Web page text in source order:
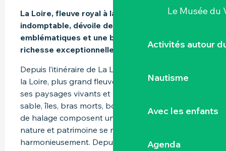
Le Musée du
Activités autour
Nautisme
Avec les enfants
Agenda
La Loire, fleuve royal à la fois généreux et
indomptable, dévoile des paysages
emblématiques et une biodiversité d’une
richesse exceptionnelle.
Depuis l’itinéraire de La Loire à Vélo, contemplez
la Loire, plus grand fleuve français, célèbre pour
ses paysages vivants et préservés. Bancs de
sable, îles, bras morts, boires et anciens chemins
de halage composent un écosystème riche, où
nature et patrimoine se mêlent
harmonieusement. Depuis le...